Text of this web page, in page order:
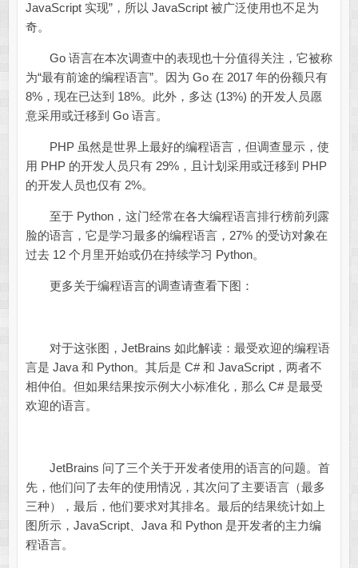
JavaScript 实现”，所以 JavaScript 被广泛使用也不足为
奇。
Go 语言在本次调查中的表现也十分值得关注，它被称
为“最有前途的编程语言”。因为 Go 在 2017 年的份额只有
8%，现在已达到 18%。此外，多达 (13%) 的开发人员愿
意采用或迁移到 Go 语言。
PHP 虽然是世界上最好的编程语言，但调查显示，使
用 PHP 的开发人员只有 29%，且计划采用或迁移到 PHP
的开发人员也仅有 2%。
至于 Python，这门经常在各大编程语言排行榜前列露
脸的语言，它是学习最多的编程语言，27% 的受访对象在
过去 12 个月里开始或仍在持续学习 Python。
更多关于编程语言的调查请查看下图：
对于这张图，JetBrains 如此解读：最受欢迎的编程语
言是 Java 和 Python。其后是 C# 和 JavaScript，两者不
相仲伯。但如果结果按示例大小标准化，那么 C# 是最受
欢迎的语言。
JetBrains 问了三个关于开发者使用的语言的问题。首
先，他们问了去年的使用情况，其次问了主要语言（最多
三种），最后，他们要求对其排名。最后的结果统计如上
图所示，JavaScript、Java 和 Python 是开发者的主力编
程语言。